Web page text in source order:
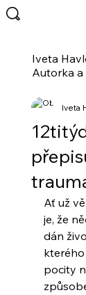
Iveta
Autorka
Iveta
Ať už
je, že
dán
pocity